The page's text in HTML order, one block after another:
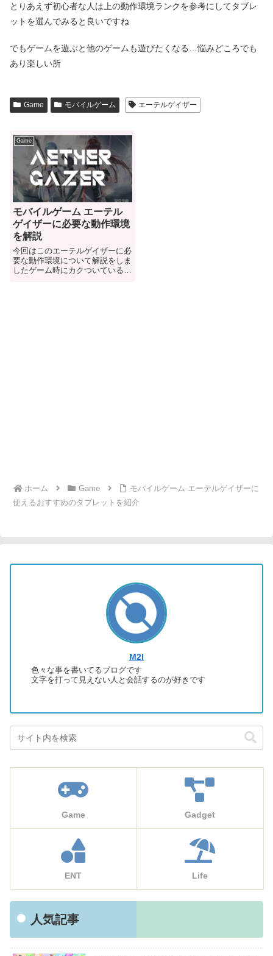
とりあえず初心者な人は上の動作環境ランクを参考にしてタブレ
ットを選んでみると良いですね
でもゲームを遊ぶと他のゲームも遊びたくなる…悩みどころでも
あり楽しい所
Game モバイルゲーム エーテルゲイザー
Game
モバイルゲーム エーテル
ゲイザーに必要な動作環境
を解説
今回はこのエーテルゲイザーに必
要な動作環境について解説をしま
したゲーム時にカクついている人
ホーム Game
モバイルゲーム エーテルゲイザーに
使えるおすすめのタブレットを紹介
M2I
色々な事を書いてるブログです
文字を打って見えない人と会話するのが好きです
Game Gadget
ENT Life
人気記事